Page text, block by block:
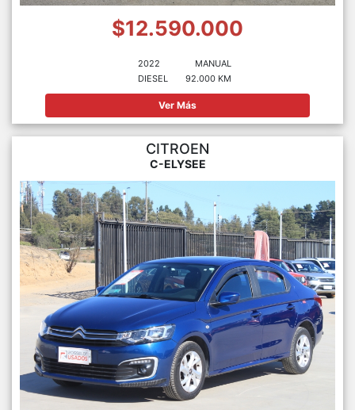
$12.590.000
2022
DIESEL
MANUAL
92.000 KM
Ver Más
CITROEN
C-ELYSEE